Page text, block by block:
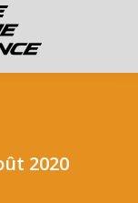
2020